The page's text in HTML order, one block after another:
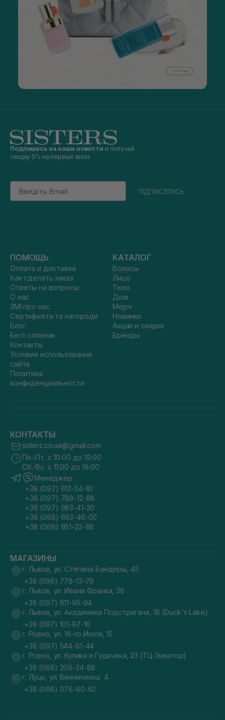
Подпишись на наши новости и получай
скидку 5% на первый заказ
Email
підписатись
ПОМОЩЬ
Оплата и доставка
Как сделать заказ
Ответы на вопросы
О нас
ЗМІ про нас
Сертифікати та нагороди
Блог
Бюті словник
Контакты
Условия использования
сайта
Политика
конфиденциальности
КАТАЛОГ
Волосы
Лицо
Тело
Дом
Мерч
Новинки
Акции и скидки
Бренды
КОНТАКТЫ
sisters.co.ua@gmail.com
Пн.-Пт. с 10:00 до 19:00
Сб.-Вс. с 11:00 до 18:00
Менеджер
+38 (097) 612-54-81
+38 (097) 788-12-88
+38 (097) 983-41-20
+38 (068) 693-46-00
+38 (068) 951-22-86
МАГАЗИНЫ
г. Львов, ул. Степана Бандеры, 45
+38 (098) 778-13-79
г. Львов, ул. Ивана Франка, 36
+38 (097) 611-95-94
г. Львов, ул. Академика Подстригача, 1В (Duck's Lake)
+38 (097) 101-97-16
г. Ровно, ул. 16-го Июля, 15
+38 (097) 544-61-44
г. Ровно, ул. Кулика и Гудачека, 23 (ТЦ Экватор)
+38 (068) 209-34-88
г. Луцк, ул. Винниченка, 4
+38 (098) 076-60-62